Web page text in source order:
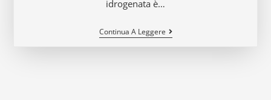
idrogenata è…
Continua A LeggereCos’è
L’acqua